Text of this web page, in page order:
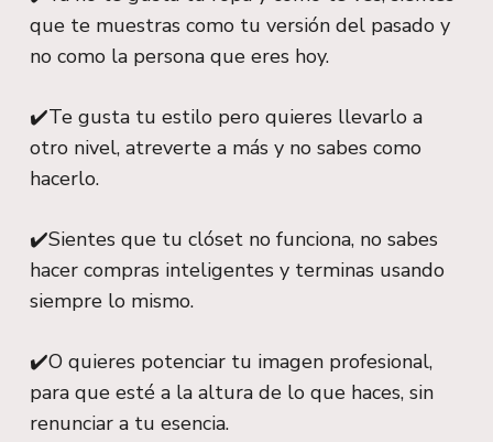
que te muestras como tu versión del pasado y
no como la persona que eres hoy.
✔️Te gusta tu estilo pero quieres llevarlo a
otro nivel, atreverte a más y no sabes como
hacerlo.
✔️Sientes que tu clóset no funciona, no sabes
hacer compras inteligentes y terminas usando
siempre lo mismo.
✔️O quieres potenciar tu imagen profesional,
para que esté a la altura de lo que haces, sin
renunciar a tu esencia.